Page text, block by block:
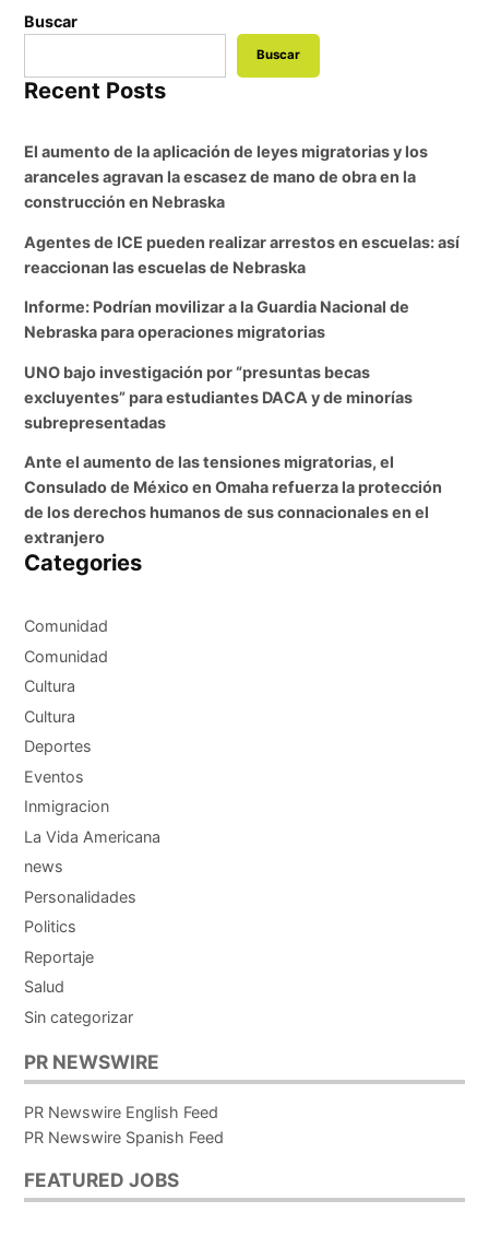
Buscar
Buscar
Recent Posts
El aumento de la aplicación de leyes migratorias y los
aranceles agravan la escasez de mano de obra en la
construcción en Nebraska
Agentes de ICE pueden realizar arrestos en escuelas: así
reaccionan las escuelas de Nebraska
Informe: Podrían movilizar a la Guardia Nacional de
Nebraska para operaciones migratorias
UNO bajo investigación por “presuntas becas
excluyentes” para estudiantes DACA y de minorías
subrepresentadas
Ante el aumento de las tensiones migratorias, el
Consulado de México en Omaha refuerza la protección
de los derechos humanos de sus connacionales en el
extranjero
Categories
Comunidad
Comunidad
Cultura
Cultura
Deportes
Eventos
Inmigracion
La Vida Americana
news
Personalidades
Politics
Reportaje
Salud
Sin categorizar
PR NEWSWIRE
PR Newswire English Feed
PR Newswire Spanish Feed
FEATURED JOBS